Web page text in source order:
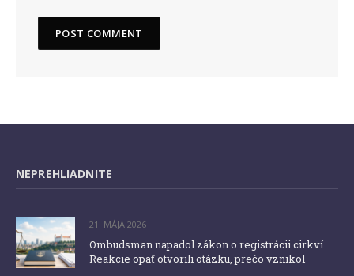
NEPREHLIADNITE
21. MÁJA 2026
Ombudsman napadol zákon o registrácii cirkví.
Reakcie opäť otvorili otázku, prečo vznikol